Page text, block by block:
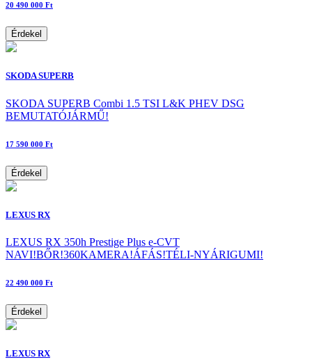
20 490 000 Ft
Érdekel
SKODA SUPERB
SKODA SUPERB Combi 1.5 TSI L&K PHEV DSG
BEMUTATÓJÁRMŰ!
17 590 000 Ft
Érdekel
LEXUS RX
LEXUS RX 350h Prestige Plus e-CVT
NAVI!BŐR!360KAMERA!ÁFÁS!TÉLI-NYÁRIGUMI!
22 490 000 Ft
Érdekel
LEXUS RX